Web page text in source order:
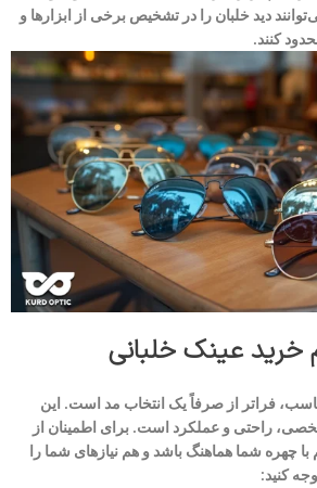
دید خلبان را در تشخیص برخی از ابزارها و
کنند.
خرید عینک خلبانی
فراتر از صرفاً یک انتخاب مد است. این
راحتی و عملکرد است. برای اطمینان از
با چهره شما هماهنگ باشد و هم نیازهای شما را
کنید: